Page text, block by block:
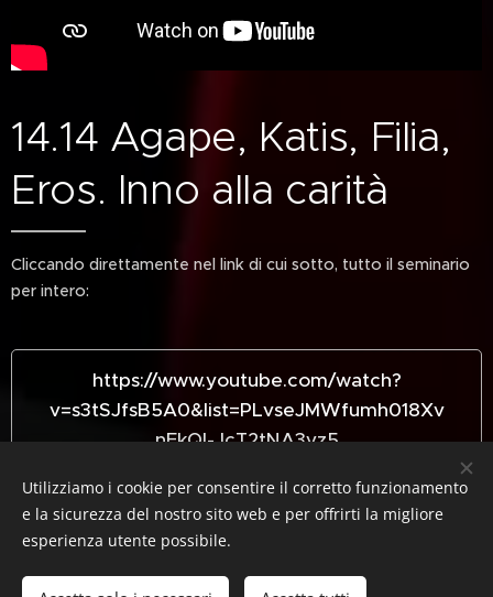
14.14 Agape, Katis, Filia,
Eros. Inno alla carità
Cliccando direttamente nel link di cui sotto, tutto il seminario
per intero:
https://www.youtube.com/watch?
v=s3tSJfsB5A0&list=PLvseJMWfumh018Xv
nEkQI-JcT2tNA3vz5
Utilizziamo i cookie per consentire il corretto funzionamento
e la sicurezza del nostro sito web e per offrirti la migliore
esperienza utente possibile.